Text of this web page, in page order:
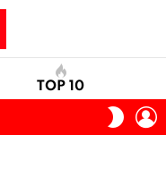
TOP 10
SKIN